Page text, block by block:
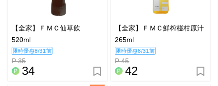
【全家】ＦＭＣ仙草飲
520ml
限時優惠8/31前
P 35
34
【全家】ＦＭＣ鮮榨椪柑原汁
265ml
限時優惠8/31前
P 45
42